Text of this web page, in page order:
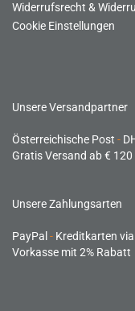
Widerrufsrecht &
Cookie Einstellungen
Unsere Versandpartner
Österreichische Post -
Gratis Versand ab €
Unsere Zahlungsarten
PayPal - Kreditkarten via
Vorkasse mit 2% Rabatt